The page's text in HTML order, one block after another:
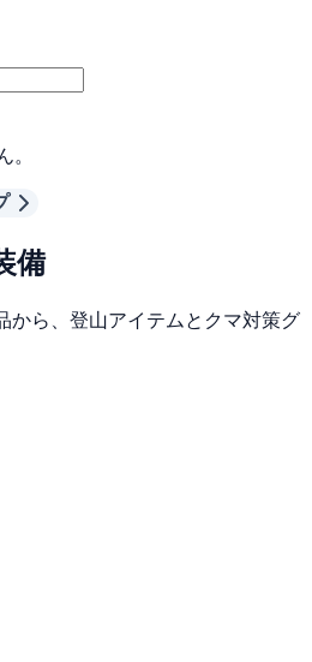
備
から、登山アイテムとクマ対策グ